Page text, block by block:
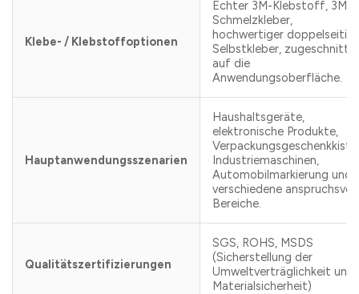
Klebe- / Klebstoffoptionen
Echter 3M-Klebstoff, 3M-
Schmelzkleber,
hochwertiger
Selbstkleber,
auf die
Anwendungsoberfläche.
Hauptanwendungsszenarien
Haushaltsgeräte,
elektronische Produkte,
Industriemaschinen,
Automobilmarkierung und
verschiedene
Bereiche.
Qualitätszertifizierungen
SGS, ROHS, MSDS
(Sicherstellung der
Umweltverträglichkeit und
Materialsicherheit)